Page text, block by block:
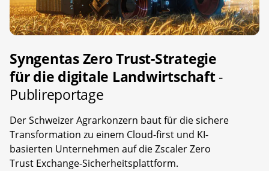
Syngentas Zero Trust-Strategie
für die digitale Landwirtschaft-
Publireportage
Der Schweizer Agrarkonzern baut für die sichere
Transformation zu einem Cloud-first und KI-
basierten Unternehmen auf die Zscaler Zero
Trust Exchange-Sicherheitsplattform.